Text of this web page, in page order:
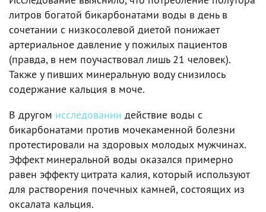
литров богатой бикарбонатами воды в день в
сочетании с низкосолевой диетой понижает
артериальное давление у пожилых пациентов
(правда, в нем поучаствовал лишь 21 человек).
Также у пивших минеральную воду снизилось
содержание кальция в моче.
В другом исследовании действие воды с
бикарбонатами против мочекаменной болезни
протестировали на здоровых молодых мужчинах.
Эффект минеральной воды оказался примерно
равен эффекту цитрата калия, который используют
для растворения почечных камней, состоящих из
оксалата кальция.